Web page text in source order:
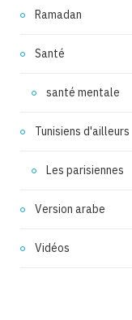
Ramadan
Santé
santé mentale
Tunisiens d'ailleurs
Les parisiennes
Version arabe
Vidéos